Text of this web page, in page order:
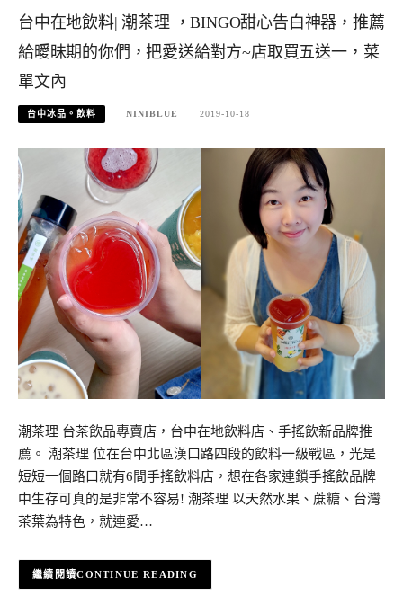
台中在地飲料| 潮茶理 ，BINGO甜心告白神器，推薦
給曖昧期的你們，把愛送給對方~店取買五送一，菜
單文內
台中冰品。飲料 NINIBLUE 2019-10-18
潮茶理 台茶飲品專賣店，台中在地飲料店、手搖飲新品牌推
薦。 潮茶理 位在台中北區漢口路四段的飲料一級戰區，光是
短短一個路口就有6間手搖飲料店，想在各家連鎖手搖飲品牌
中生存可真的是非常不容易! 潮茶理 以天然水果、蔗糖、台灣
茶葉為特色，就連愛…
CONTINUE READING